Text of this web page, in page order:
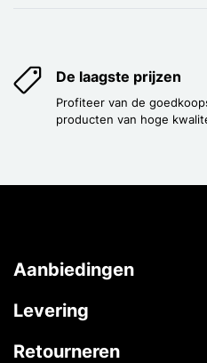
De laagste prijzen
Profiteer van de
producten van hoge
Aanbiedingen
Levering
Retourneren